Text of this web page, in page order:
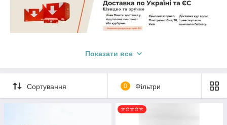
Показати все
Сортування 0 Фільтри
⭐⭐⭐⭐⭐